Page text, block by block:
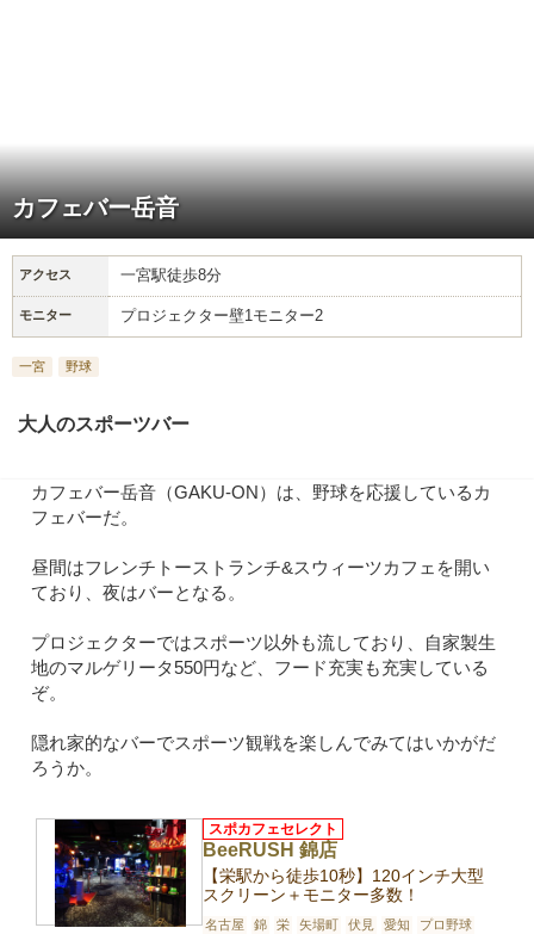
カフェバー岳音
アクセス 一宮駅徒歩8分
モニター プロジェクター壁1モニター2
一宮 野球
大人のスポーツバー
カフェバー岳音（GAKU-ON）は、野球を応援しているカ
フェバーだ。
昼間はフレンチトーストランチ&スウィーツカフェを開い
ており、夜はバーとなる。
プロジェクターではスポーツ以外も流しており、自家製生
地のマルゲリータ550円など、フード充実も充実している
ぞ。
隠れ家的なバーでスポーツ観戦を楽しんでみてはいかがだ
ろうか。
BeeRUSH 錦店
スポカフェセレクト
【栄駅から徒歩10秒】120インチ大型
スクリーン＋モニター多数！
名古屋 錦 栄 矢場町 伏見 愛知
プロ野球